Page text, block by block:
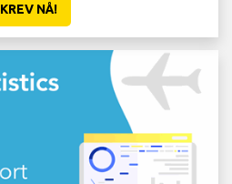
KREV NÅ!